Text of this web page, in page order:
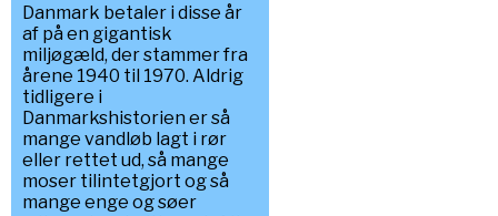
Danmark betaler i disse år
af på en gigantisk
miljøgæld, der stammer fra
årene 1940 til 1970. Aldrig
tidligere i
Danmarkshistorien er så
mange vandløb lagt i rør
eller rettet ud, så mange
moser tilintetgjort og så
mange enge og søer